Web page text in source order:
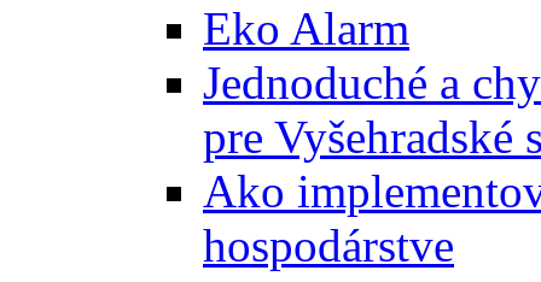
Eko Alarm
Jednoduché a
pre Vyšehradské
Ako
hospodárstve